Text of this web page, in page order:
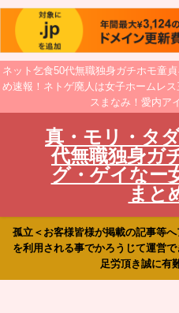
ネット乞食50代無職独身ガチホモ童
め速報！ネトゲ廃人は女子ホームレ
スまなみ！愛内ア
真・モリ・タ
代無職独身ガ
グ・ゲイなー
まと
孤立＜お客様皆様が掲載の記事等
を利用される事でかろうじて運営
足労頂き誠に有